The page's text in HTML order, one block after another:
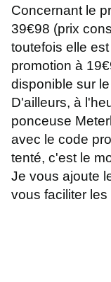
Concernant le
39€98 (prix
toutefois elle
promotion à
disponible sur
D'ailleurs, à
ponceuse
avec le code
tenté, c'est le
Je vous ajoute
vous faciliter